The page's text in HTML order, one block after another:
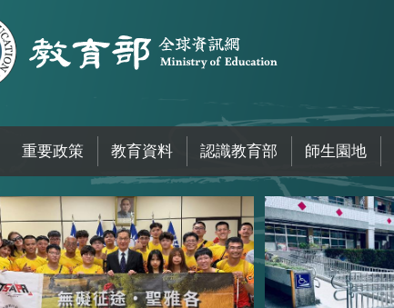
重要政策 教育資料 認識教育部 師生園地